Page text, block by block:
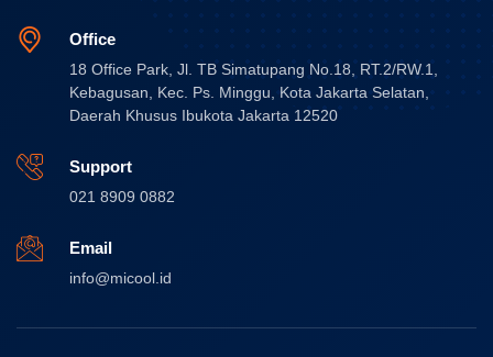
Office
18 Office Park, Jl. TB Simatupang No.18, RT.2/RW.1,
Kebagusan, Kec. Ps. Minggu, Kota Jakarta Selatan,
Daerah Khusus Ibukota Jakarta 12520
Support
021 8909 0882
Email
info@micool.id